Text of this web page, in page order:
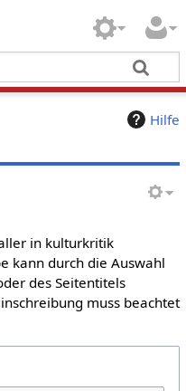
Hilfe
in kulturkritik
kann durch die Auswahl
des Seitentitels
muss beachtet